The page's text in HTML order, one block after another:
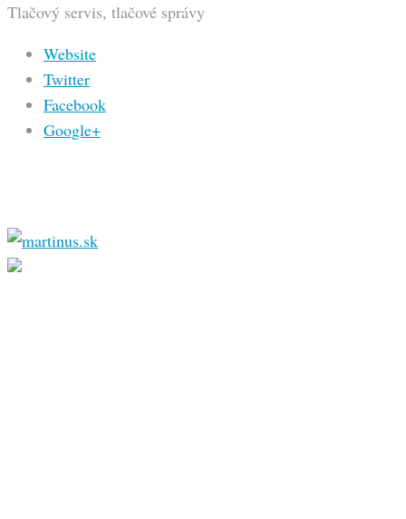
Tlačový servis, tlačové správy
Website
Twitter
Facebook
Google+